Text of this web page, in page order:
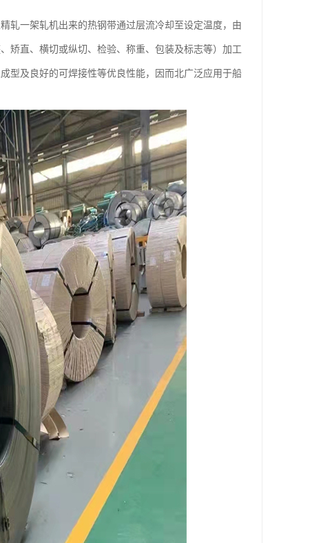
轧一架轧机出来的热钢带通过层流冷却至设定温度，由
矫直、横切或纵切、检验、称重、包装及标志等）加工
型及良好的可焊接性等优良性能，因而北广泛应用于船